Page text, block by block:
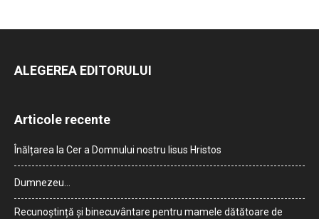
ALEGEREA EDITORULUI
Articole recente
Înălțarea la Cer a Domnului nostru Iisus Hristos
Dumnezeu…
Recunoștință și binecuvântare pentru mamele dătătoare de